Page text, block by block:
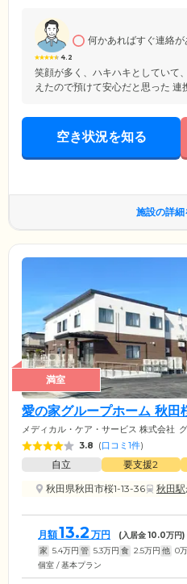
4.2
何かあればすぐ連絡
笑顔が多く、ハキハキとしていて
えたので預けて安心だと思った 連
空き状況を知る
施設の詳細
満室
愛の家グループホーム 秋田
メディカル・ケア・サービス 株式会社
3.8 (口コミ1件)
自立 要支援2
秋田県秋田市桜1-13-36
秋田駅
月額13.2 万円 (入居金10.0万円)
家 5.4万円 管 5.3万円 食 2.5万円 他 0
個室 / 基本プラン